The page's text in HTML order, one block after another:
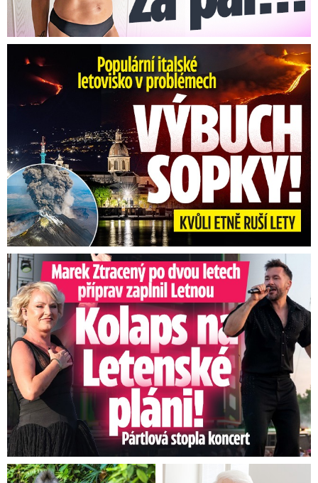
Erupce sicilské sopky Etny: Ruší desítky letů
Marek Ztracený na Letné: Pártlová stopla koncert